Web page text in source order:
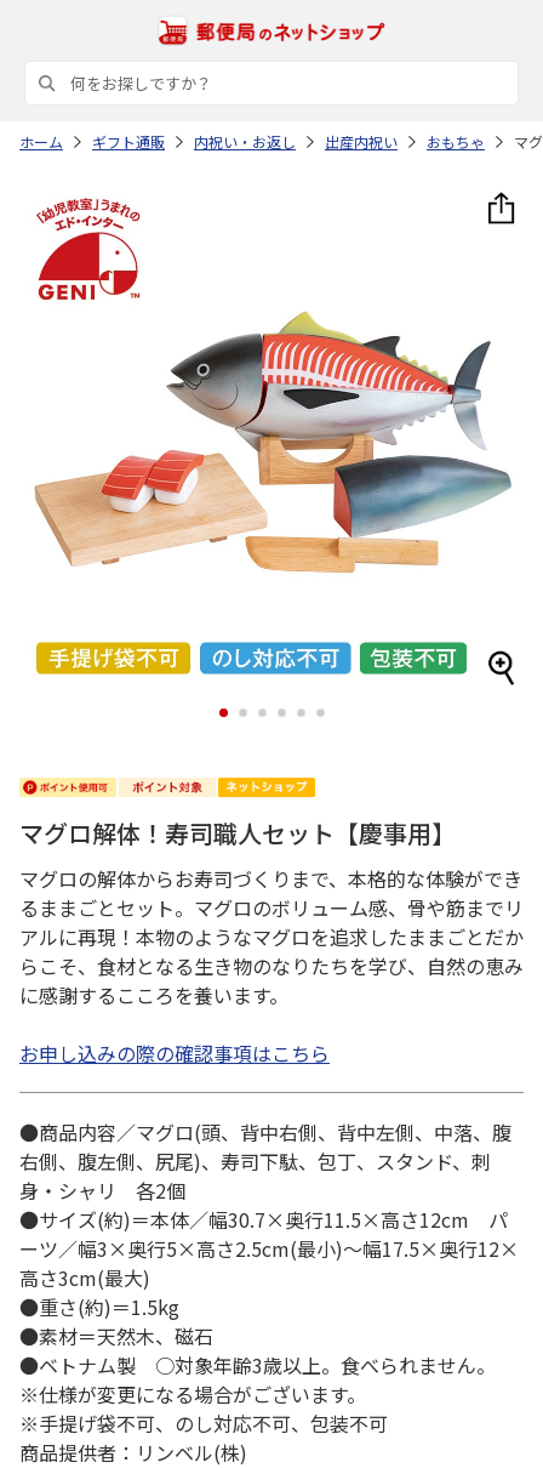
ホーム ギフト通販 内祝い・お返し 出産内祝い おもちゃ マ
1 2 3 4 5 6
マグロ解体！寿司職人セット【慶事用】
マグロの解体からお寿司づくりまで、本格的な体験ができ
るままごとセット。マグロのボリューム感、骨や筋までリ
アルに再現！本物のようなマグロを追求したままごとだか
らこそ、食材となる生き物のなりたちを学び、自然の恵み
に感謝するこころを養います。
お申し込みの際の確認事項はこちら
●商品内容／マグロ(頭、背中右側、背中左側、中落、腹
右側、腹左側、尻尾)、寿司下駄、包丁、スタンド、刺
身・シャリ 各2個
●サイズ(約)＝本体／幅30.7×奥行11.5×高さ12cm パ
ーツ／幅3×奥行5×高さ2.5cm(最小)～幅17.5×奥行12×
高さ3cm(最大)
●重さ(約)＝1.5kg
●素材＝天然木、磁石
●ベトナム製 ○対象年齢3歳以上。食べられません。
※仕様が変更になる場合がございます。
※手提げ袋不可、のし対応不可、包装不可
商品提供者：リンベル(株)